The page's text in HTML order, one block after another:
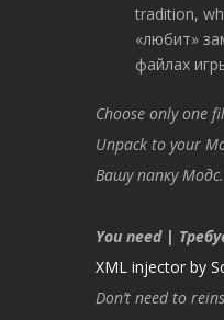
tradition,
«любит»
файлах
Choose only one
Unpack to your
Вашу папку Модс.
You need |
XML injector by
Don’t need to